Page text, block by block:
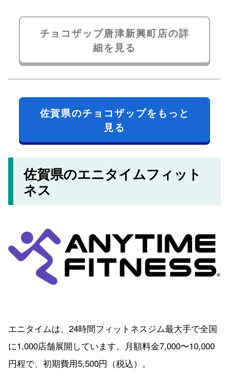
チョコザップ唐津新興町店の詳
細を見る
佐賀県のチョコザップをもっと
見る
佐賀県のエニタイムフィット
ネス
エニタイムは、24時間フィットネスジム最大手で全国
に1,000店舗展開しています。月額料金7,000〜10,000
円程で、初期費用5,500円（税込）。